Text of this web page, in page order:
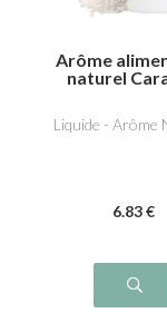
Arôme
naturel
Liquide - Arôme
6.83 €